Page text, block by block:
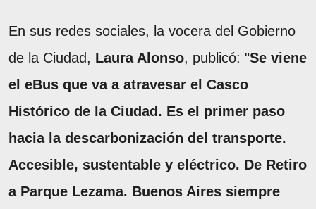
En sus redes sociales, la vocera del Gobierno
de la Ciudad, Laura Alonso, publicó: "Se viene
el eBus que va a atravesar el Casco
Histórico de la Ciudad. Es el primer paso
hacia la descarbonización del transporte.
Accesible, sustentable y eléctrico. De Retiro
a Parque Lezama. Buenos Aires siempre